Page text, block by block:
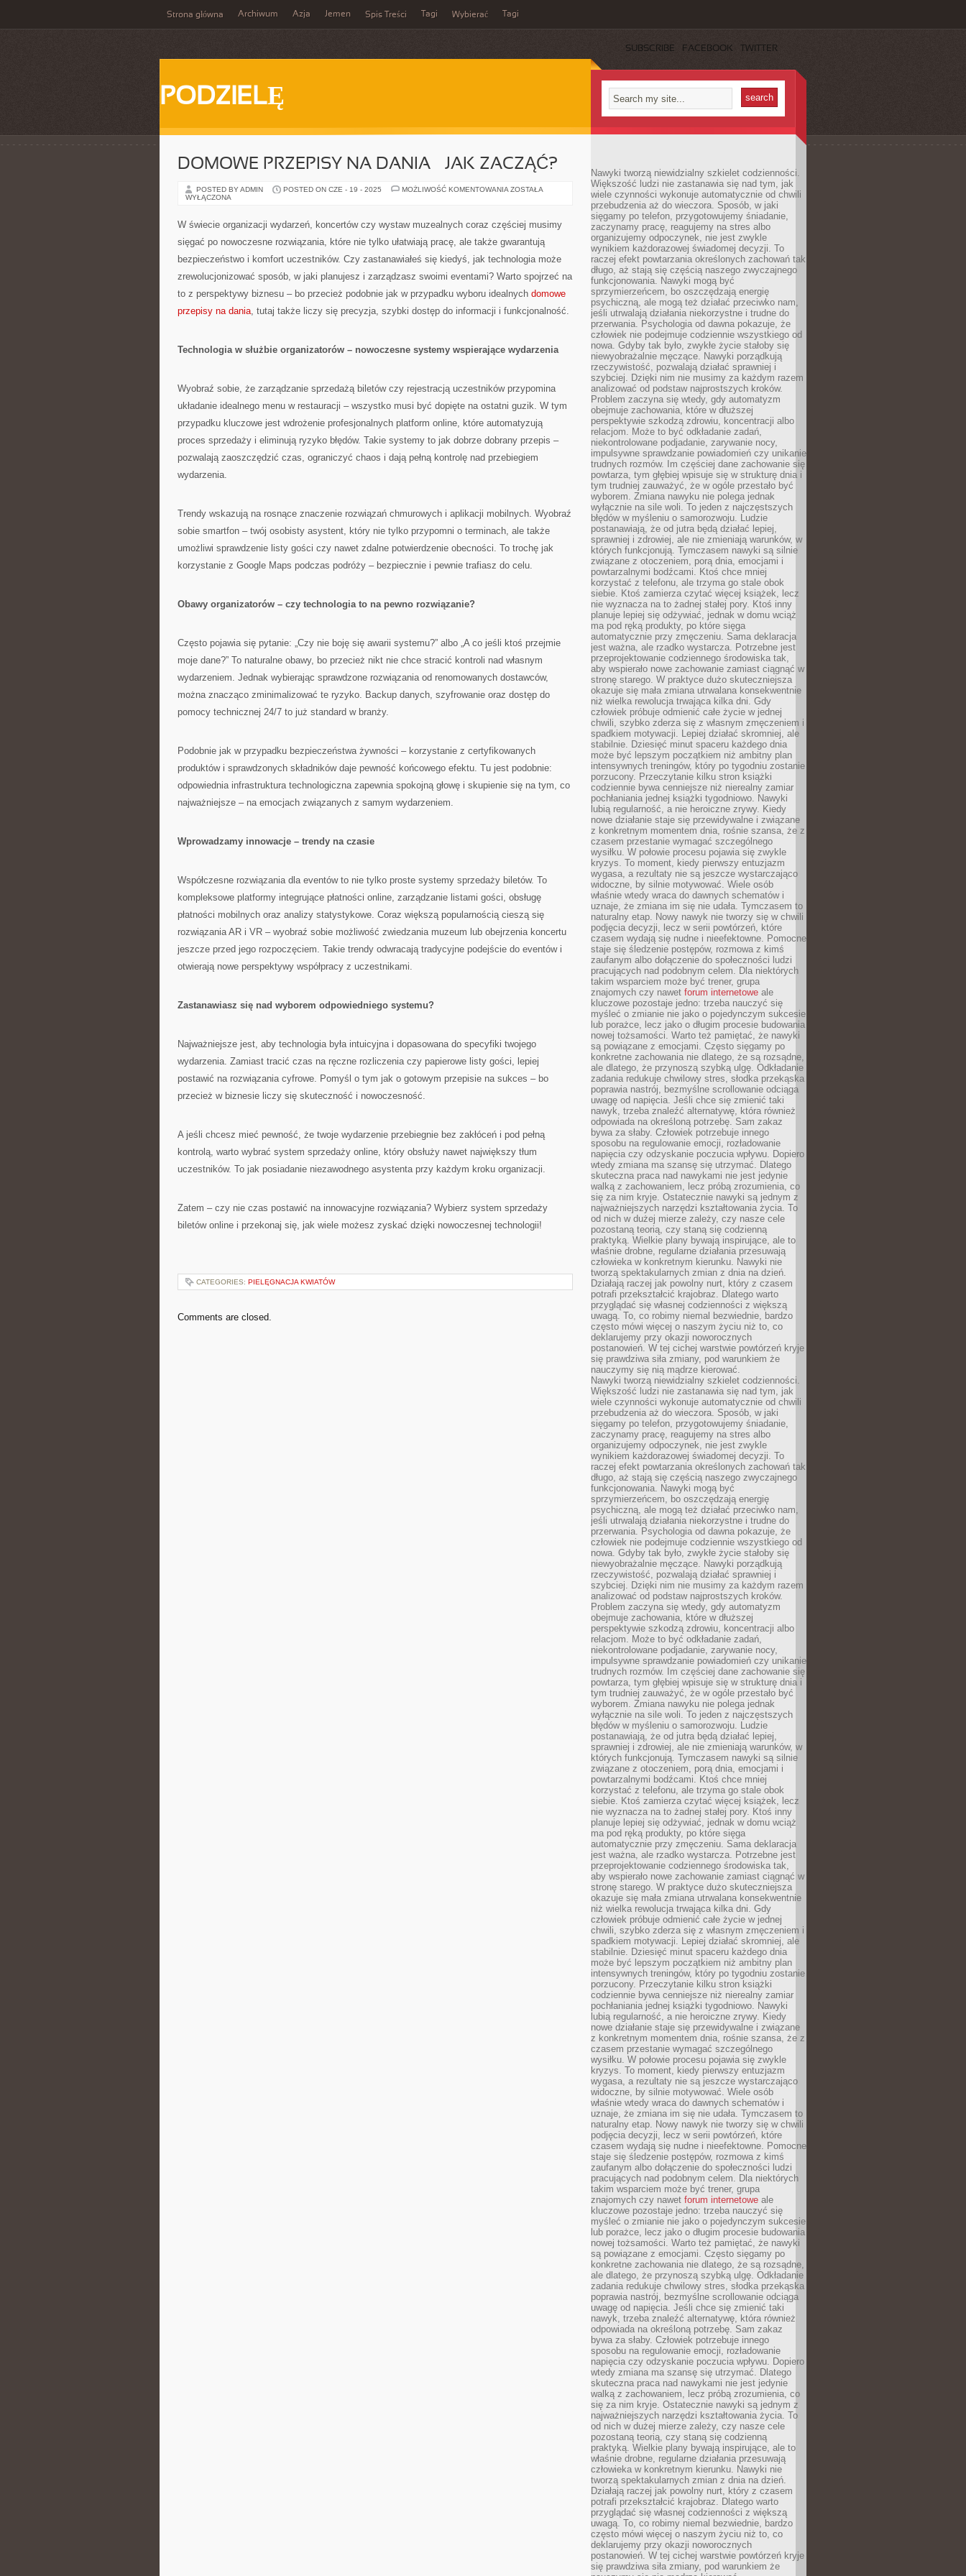
Strona główna Archiwum Azja Jemen Spis Treści Tagi Wybierać Tagi
SUBSCRIBE FACEBOOK TWITTER
PODZIELĘ
DOMOWE PRZEPISY NA DANIA – JAK ZACZĄĆ?
POSTED BY ADMIN POSTED ON CZE - 19 - 2025 MOŻLIWOŚĆ KOMENTOWANIA DOMOWE
–
JAK
ZOSTAŁA
WYŁĄCZONA
W świecie organizacji wydarzeń, koncertów czy wystaw muzealnych coraz częściej musimy
sięgać po nowoczesne rozwiązania, które nie tylko ułatwiają pracę, ale także gwarantują
bezpieczeństwo i komfort uczestników. Czy zastanawiałeś się kiedyś, jak technologia może
zrewolucjonizować sposób, w jaki planujesz i zarządzasz swoimi eventami? Warto spojrzeć na
to z perspektywy biznesu – bo przecież podobnie jak w przypadku wyboru idealnych domowe
przepisy na dania, tutaj także liczy się precyzja, szybki dostęp do informacji i funkcjonalność.
Technologia w służbie organizatorów – nowoczesne systemy wspierające wydarzenia
Wyobraź sobie, że zarządzanie sprzedażą biletów czy rejestracją uczestników przypomina
układanie idealnego menu w restauracji – wszystko musi być dopięte na ostatni guzik. W tym
przypadku kluczowe jest wdrożenie profesjonalnych platform online, które automatyzują
proces sprzedaży i eliminują ryzyko błędów. Takie systemy to jak dobrze dobrany przepis –
pozwalają zaoszczędzić czas, ograniczyć chaos i dają pełną kontrolę nad przebiegiem
wydarzenia.
Trendy wskazują na rosnące znaczenie rozwiązań chmurowych i aplikacji mobilnych. Wyobraź
sobie smartfon – twój osobisty asystent, który nie tylko przypomni o terminach, ale także
umożliwi sprawdzenie listy gości czy nawet zdalne potwierdzenie obecności. To trochę jak
korzystanie z Google Maps podczas podróży – bezpiecznie i pewnie trafiasz do celu.
Obawy organizatorów – czy technologia to na pewno rozwiązanie?
Często pojawia się pytanie: „Czy nie boję się awarii systemu?” albo „A co jeśli ktoś przejmie
moje dane?” To naturalne obawy, bo przecież nikt nie chce stracić kontroli nad własnym
wydarzeniem. Jednak wybierając sprawdzone rozwiązania od renomowanych dostawców,
można znacząco zminimalizować te ryzyko. Backup danych, szyfrowanie oraz dostęp do
pomocy technicznej 24/7 to już standard w branży.
Podobnie jak w przypadku bezpieczeństwa żywności – korzystanie z certyfikowanych
produktów i sprawdzonych składników daje pewność końcowego efektu. Tu jest podobnie:
odpowiednia infrastruktura technologiczna zapewnia spokojną głowę i skupienie się na tym, co
najważniejsze – na emocjach związanych z samym wydarzeniem.
Wprowadzamy innowacje – trendy na czasie
Współczesne rozwiązania dla eventów to nie tylko proste systemy sprzedaży biletów. To
kompleksowe platformy integrujące płatności online, zarządzanie listami gości, obsługę
płatności mobilnych oraz analizy statystykowe. Coraz większą popularnością cieszą się
rozwiązania AR i VR – wyobraź sobie możliwość zwiedzania muzeum lub obejrzenia koncertu
jeszcze przed jego rozpoczęciem. Takie trendy odwracają tradycyjne podejście do eventów i
otwierają nowe perspektywy współpracy z uczestnikami.
Zastanawiasz się nad wyborem odpowiedniego systemu?
Najważniejsze jest, aby technologia była intuicyjna i dopasowana do specyfiki twojego
wydarzenia. Zamiast tracić czas na ręczne rozliczenia czy papierowe listy gości, lepiej
postawić na rozwiązania cyfrowe. Pomyśl o tym jak o gotowym przepisie na sukces – bo
przecież w biznesie liczy się skuteczność i nowoczesność.
A jeśli chcesz mieć pewność, że twoje wydarzenie przebiegnie bez zakłóceń i pod pełną
kontrolą, warto wybrać system sprzedaży online, który obsłuży nawet największy tłum
uczestników. To jak posiadanie niezawodnego asystenta przy każdym kroku organizacji.
Zatem – czy nie czas postawić na innowacyjne rozwiązania? Wybierz system sprzedaży
biletów online i przekonaj się, jak wiele możesz zyskać dzięki nowoczesnej technologii!
CATEGORIES: PIELĘGNACJA KWIATÓW
Comments are closed.
Nawyki tworzą niewidzialny szkielet codzienności.
Większość ludzi nie zastanawia się nad tym, jak
wiele czynności wykonuje automatycznie od chwili
przebudzenia aż do wieczora. Sposób, w jaki
sięgamy po telefon, przygotowujemy śniadanie,
zaczynamy pracę, reagujemy na stres albo
organizujemy odpoczynek, nie jest zwykle
wynikiem każdorazowej świadomej decyzji. To
raczej efekt powtarzania określonych zachowań tak
długo, aż stają się częścią naszego zwyczajnego
funkcjonowania. Nawyki mogą być
sprzymierzeńcem, bo oszczędzają energię
psychiczną, ale mogą też działać przeciwko nam,
jeśli utrwalają działania niekorzystne i trudne do
przerwania. Psychologia od dawna pokazuje, że
człowiek nie podejmuje codziennie wszystkiego od
nowa. Gdyby tak było, zwykłe życie stałoby się
niewyobrażalnie męczące. Nawyki porządkują
rzeczywistość, pozwalają działać sprawniej i
szybciej. Dzięki nim nie musimy za każdym razem
analizować od podstaw najprostszych kroków.
Problem zaczyna się wtedy, gdy automatyzm
obejmuje zachowania, które w dłuższej
perspektywie szkodzą zdrowiu, koncentracji albo
relacjom. Może to być odkładanie zadań,
niekontrolowane podjadanie, zarywanie nocy,
impulsywne sprawdzanie powiadomień czy unikanie
trudnych rozmów. Im częściej dane zachowanie się
powtarza, tym głębiej wpisuje się w strukturę dnia i
tym trudniej zauważyć, że w ogóle przestało być
wyborem. Zmiana nawyku nie polega jednak
wyłącznie na sile woli. To jeden z najczęstszych
błędów w myśleniu o samorozwoju. Ludzie
postanawiają, że od jutra będą działać lepiej,
sprawniej i zdrowiej, ale nie zmieniają warunków, w
których funkcjonują. Tymczasem nawyki są silnie
związane z otoczeniem, porą dnia, emocjami i
powtarzalnymi bodźcami. Ktoś chce mniej
korzystać z telefonu, ale trzyma go stale obok
siebie. Ktoś zamierza czytać więcej książek, lecz
nie wyznacza na to żadnej stałej pory. Ktoś inny
planuje lepiej się odżywiać, jednak w domu wciąż
ma pod ręką produkty, po które sięga
automatycznie przy zmęczeniu. Sama deklaracja
jest ważna, ale rzadko wystarcza. Potrzebne jest
przeprojektowanie codziennego środowiska tak,
aby wspierało nowe zachowanie zamiast ciągnąć w
stronę starego. W praktyce dużo skuteczniejsza
okazuje się mała zmiana utrwalana konsekwentnie
niż wielka rewolucja trwająca kilka dni. Gdy
człowiek próbuje odmienić całe życie w jednej
chwili, szybko zderza się z własnym zmęczeniem i
spadkiem motywacji. Lepiej działać skromniej, ale
stabilnie. Dziesięć minut spaceru każdego dnia
może być lepszym początkiem niż ambitny plan
intensywnych treningów, który po tygodniu zostanie
porzucony. Przeczytanie kilku stron książki
codziennie bywa cenniejsze niż nierealny zamiar
pochłaniania jednej książki tygodniowo. Nawyki
lubią regularność, a nie heroiczne zrywy. Kiedy
nowe działanie staje się przewidywalne i związane
z konkretnym momentem dnia, rośnie szansa, że z
czasem przestanie wymagać szczególnego
wysiłku. W połowie procesu pojawia się zwykle
kryzys. To moment, kiedy pierwszy entuzjazm
wygasa, a rezultaty nie są jeszcze wystarczająco
widoczne, by silnie motywować. Wiele osób
właśnie wtedy wraca do dawnych schematów i
uznaje, że zmiana im się nie udała. Tymczasem to
naturalny etap. Nowy nawyk nie tworzy się w chwili
podjęcia decyzji, lecz w serii powtórzeń, które
czasem wydają się nudne i nieefektowne. Pomocne
staje się śledzenie postępów, rozmowa z kimś
zaufanym albo dołączenie do społeczności ludzi
pracujących nad podobnym celem. Dla niektórych
takim wsparciem może być trener, grupa
znajomych czy nawet forum internetowe ale
kluczowe pozostaje jedno: trzeba nauczyć się
myśleć o zmianie nie jako o pojedynczym sukcesie
lub porażce, lecz jako o długim procesie budowania
nowej tożsamości. Warto też pamiętać, że nawyki
są powiązane z emocjami. Często sięgamy po
konkretne zachowania nie dlatego, że są rozsądne,
ale dlatego, że przynoszą szybką ulgę. Odkładanie
zadania redukuje chwilowy stres, słodka przekąska
poprawia nastrój, bezmyślne scrollowanie odciąga
uwagę od napięcia. Jeśli chce się zmienić taki
nawyk, trzeba znaleźć alternatywę, która również
odpowiada na określoną potrzebę. Sam zakaz
bywa za słaby. Człowiek potrzebuje innego
sposobu na regulowanie emocji, rozładowanie
napięcia czy odzyskanie poczucia wpływu. Dopiero
wtedy zmiana ma szansę się utrzymać. Dlatego
skuteczna praca nad nawykami nie jest jedynie
walką z zachowaniem, lecz próbą zrozumienia, co
się za nim kryje. Ostatecznie nawyki są jednym z
najważniejszych narzędzi kształtowania życia. To
od nich w dużej mierze zależy, czy nasze cele
pozostaną teorią, czy staną się codzienną
praktyką. Wielkie plany bywają inspirujące, ale to
właśnie drobne, regularne działania przesuwają
człowieka w konkretnym kierunku. Nawyki nie
tworzą spektakularnych zmian z dnia na dzień.
Działają raczej jak powolny nurt, który z czasem
potrafi przekształcić krajobraz. Dlatego warto
przyglądać się własnej codzienności z większą
uwagą. To, co robimy niemal bezwiednie, bardzo
często mówi więcej o naszym życiu niż to, co
deklarujemy przy okazji noworocznych
postanowień. W tej cichej warstwie powtórzeń kryje
się prawdziwa siła zmiany, pod warunkiem że
nauczymy się nią mądrze kierować.
Nawyki tworzą niewidzialny szkielet codzienności.
Większość ludzi nie zastanawia się nad tym, jak
wiele czynności wykonuje automatycznie od chwili
przebudzenia aż do wieczora. Sposób, w jaki
sięgamy po telefon, przygotowujemy śniadanie,
zaczynamy pracę, reagujemy na stres albo
organizujemy odpoczynek, nie jest zwykle
wynikiem każdorazowej świadomej decyzji. To
raczej efekt powtarzania określonych zachowań tak
długo, aż stają się częścią naszego zwyczajnego
funkcjonowania. Nawyki mogą być
sprzymierzeńcem, bo oszczędzają energię
psychiczną, ale mogą też działać przeciwko nam,
jeśli utrwalają działania niekorzystne i trudne do
przerwania. Psychologia od dawna pokazuje, że
człowiek nie podejmuje codziennie wszystkiego od
nowa. Gdyby tak było, zwykłe życie stałoby się
niewyobrażalnie męczące. Nawyki porządkują
rzeczywistość, pozwalają działać sprawniej i
szybciej. Dzięki nim nie musimy za każdym razem
analizować od podstaw najprostszych kroków.
Problem zaczyna się wtedy, gdy automatyzm
obejmuje zachowania, które w dłuższej
perspektywie szkodzą zdrowiu, koncentracji albo
relacjom. Może to być odkładanie zadań,
niekontrolowane podjadanie, zarywanie nocy,
impulsywne sprawdzanie powiadomień czy unikanie
trudnych rozmów. Im częściej dane zachowanie się
powtarza, tym głębiej wpisuje się w strukturę dnia i
tym trudniej zauważyć, że w ogóle przestało być
wyborem. Zmiana nawyku nie polega jednak
wyłącznie na sile woli. To jeden z najczęstszych
błędów w myśleniu o samorozwoju. Ludzie
postanawiają, że od jutra będą działać lepiej,
sprawniej i zdrowiej, ale nie zmieniają warunków, w
których funkcjonują. Tymczasem nawyki są silnie
związane z otoczeniem, porą dnia, emocjami i
powtarzalnymi bodźcami. Ktoś chce mniej
korzystać z telefonu, ale trzyma go stale obok
siebie. Ktoś zamierza czytać więcej książek, lecz
nie wyznacza na to żadnej stałej pory. Ktoś inny
planuje lepiej się odżywiać, jednak w domu wciąż
ma pod ręką produkty, po które sięga
automatycznie przy zmęczeniu. Sama deklaracja
jest ważna, ale rzadko wystarcza. Potrzebne jest
przeprojektowanie codziennego środowiska tak,
aby wspierało nowe zachowanie zamiast ciągnąć w
stronę starego. W praktyce dużo skuteczniejsza
okazuje się mała zmiana utrwalana konsekwentnie
niż wielka rewolucja trwająca kilka dni. Gdy
człowiek próbuje odmienić całe życie w jednej
chwili, szybko zderza się z własnym zmęczeniem i
spadkiem motywacji. Lepiej działać skromniej, ale
stabilnie. Dziesięć minut spaceru każdego dnia
może być lepszym początkiem niż ambitny plan
intensywnych treningów, który po tygodniu zostanie
porzucony. Przeczytanie kilku stron książki
codziennie bywa cenniejsze niż nierealny zamiar
pochłaniania jednej książki tygodniowo. Nawyki
lubią regularność, a nie heroiczne zrywy. Kiedy
nowe działanie staje się przewidywalne i związane
z konkretnym momentem dnia, rośnie szansa, że z
czasem przestanie wymagać szczególnego
wysiłku. W połowie procesu pojawia się zwykle
kryzys. To moment, kiedy pierwszy entuzjazm
wygasa, a rezultaty nie są jeszcze wystarczająco
widoczne, by silnie motywować. Wiele osób
właśnie wtedy wraca do dawnych schematów i
uznaje, że zmiana im się nie udała. Tymczasem to
naturalny etap. Nowy nawyk nie tworzy się w chwili
podjęcia decyzji, lecz w serii powtórzeń, które
czasem wydają się nudne i nieefektowne. Pomocne
staje się śledzenie postępów, rozmowa z kimś
zaufanym albo dołączenie do społeczności ludzi
pracujących nad podobnym celem. Dla niektórych
takim wsparciem może być trener, grupa
znajomych czy nawet forum internetowe ale
kluczowe pozostaje jedno: trzeba nauczyć się
myśleć o zmianie nie jako o pojedynczym sukcesie
lub porażce, lecz jako o długim procesie budowania
nowej tożsamości. Warto też pamiętać, że nawyki
są powiązane z emocjami. Często sięgamy po
konkretne zachowania nie dlatego, że są rozsądne,
ale dlatego, że przynoszą szybką ulgę. Odkładanie
zadania redukuje chwilowy stres, słodka przekąska
poprawia nastrój, bezmyślne scrollowanie odciąga
uwagę od napięcia. Jeśli chce się zmienić taki
nawyk, trzeba znaleźć alternatywę, która również
odpowiada na określoną potrzebę. Sam zakaz
bywa za słaby. Człowiek potrzebuje innego
sposobu na regulowanie emocji, rozładowanie
napięcia czy odzyskanie poczucia wpływu. Dopiero
wtedy zmiana ma szansę się utrzymać. Dlatego
skuteczna praca nad nawykami nie jest jedynie
walką z zachowaniem, lecz próbą zrozumienia, co
się za nim kryje. Ostatecznie nawyki są jednym z
najważniejszych narzędzi kształtowania życia. To
od nich w dużej mierze zależy, czy nasze cele
pozostaną teorią, czy staną się codzienną
praktyką. Wielkie plany bywają inspirujące, ale to
właśnie drobne, regularne działania przesuwają
człowieka w konkretnym kierunku. Nawyki nie
tworzą spektakularnych zmian z dnia na dzień.
Działają raczej jak powolny nurt, który z czasem
potrafi przekształcić krajobraz. Dlatego warto
przyglądać się własnej codzienności z większą
uwagą. To, co robimy niemal bezwiednie, bardzo
często mówi więcej o naszym życiu niż to, co
deklarujemy przy okazji noworocznych
postanowień. W tej cichej warstwie powtórzeń kryje
się prawdziwa siła zmiany, pod warunkiem że